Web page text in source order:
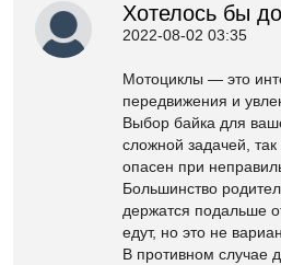
Хотелось бы
2022-08-02 03:35
Мотоциклы — это
передвижения и
Выбор байка для
сложной задачей,
опасен при
Большинство
держатся подальше
едут, но это не
В противном случае